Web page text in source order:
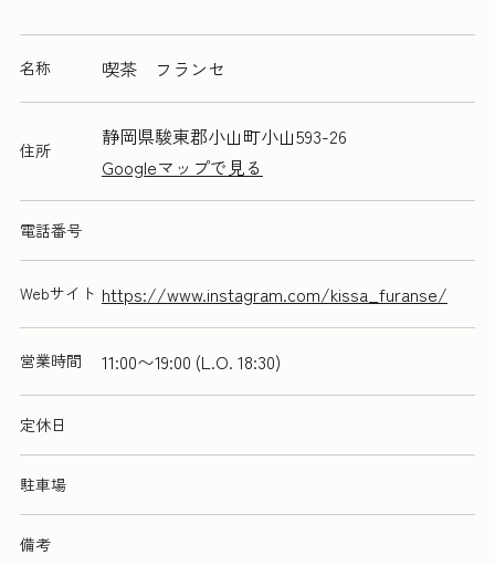
名称 喫茶 フランセ
住所
静岡県駿東郡小山町小山593-26
Googleマップで見る
電話番号
Webサイト https://www.instagram.com/kissa_furanse/
営業時間 11:00〜19:00 (L.O. 18:30)
定休日
駐車場
備考